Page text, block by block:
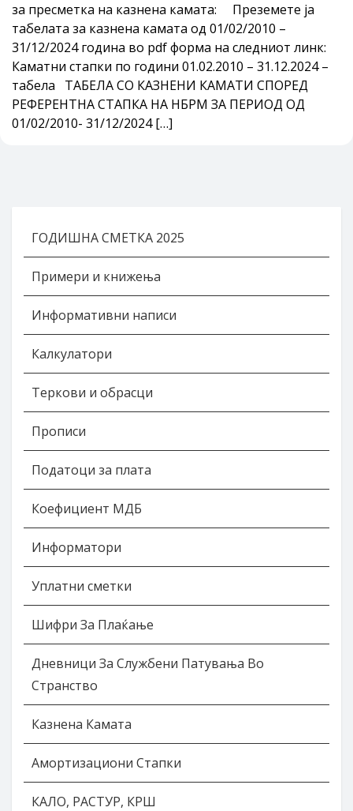
за пресметка на казнена камата: Преземете ја
табелата за казнена камата од 01/02/2010 –
31/12/2024 година во pdf форма на следниот линк:
Каматни стапки по години 01.02.2010 – 31.12.2024 –
табела ТАБЕЛА СО КАЗНЕНИ КАМАТИ СПОРЕД
РЕФЕРЕНТНА СТАПКА НА НБРМ ЗА ПЕРИОД ОД
01/02/2010- 31/12/2024 […]
ГОДИШНА СМЕТКА 2025
Примери и книжења
Информативни написи
Калкулатори
Теркови и обрасци
Прописи
Податоци за плата
Коефициент МДБ
Информатори
Уплатни сметки
Шифри За Плаќање
Дневници За Службени Патувања Во
Странство
Казнена Камата
Амортизациони Стапки
КАЛО, РАСТУР, КРШ